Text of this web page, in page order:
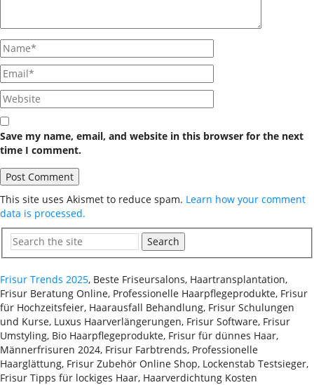
Save my name, email, and website in this browser for the next
time I comment.
This site uses Akismet to reduce spam. Learn how your comment
data is processed.
Search
Frisur Trends 2025, Beste Friseursalons, Haartransplantation,
Frisur Beratung Online, Professionelle Haarpflegeprodukte, Frisur
für Hochzeitsfeier, Haarausfall Behandlung, Frisur Schulungen
und Kurse, Luxus Haarverlängerungen, Frisur Software, Frisur
Umstyling, Bio Haarpflegeprodukte, Frisur für dünnes Haar,
Männerfrisuren 2024, Frisur Farbtrends, Professionelle
Haarglättung, Frisur Zubehör Online Shop, Lockenstab Testsieger,
Frisur Tipps für lockiges Haar, Haarverdichtung Kosten